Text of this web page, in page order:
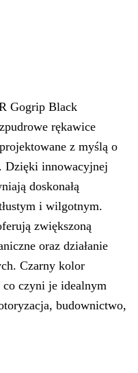
Gogrip Black
rękawice
z myślą o
Dzięki innowacyjnej
doskonałą
i wilgotnym.
zwiększoną
oraz działanie
Czarny kolor
co czyni je idealnym
budownictwo,